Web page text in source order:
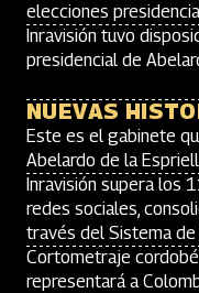
elecciones
Inravisión tuvo
presidencial de
NUEVAS
Este es el gabinete
Abelardo de la
Inravisión supera los
redes sociales,
través del Sistema de
Cortometraje
representará a